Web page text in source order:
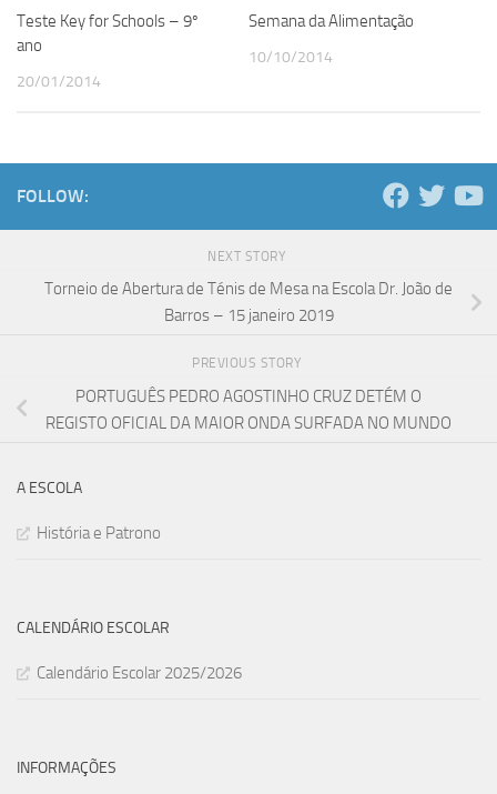
Teste Key for Schools – 9º
ano
20/01/2014
Semana da Alimentação
10/10/2014
FOLLOW:
NEXT STORY
Torneio de Abertura de Ténis de Mesa na Escola Dr. João de
Barros – 15 janeiro 2019
PREVIOUS STORY
PORTUGUÊS PEDRO AGOSTINHO CRUZ DETÉM O
REGISTO OFICIAL DA MAIOR ONDA SURFADA NO MUNDO
A ESCOLA
História e Patrono
CALENDÁRIO ESCOLAR
Calendário Escolar 2025/2026
INFORMAÇÕES